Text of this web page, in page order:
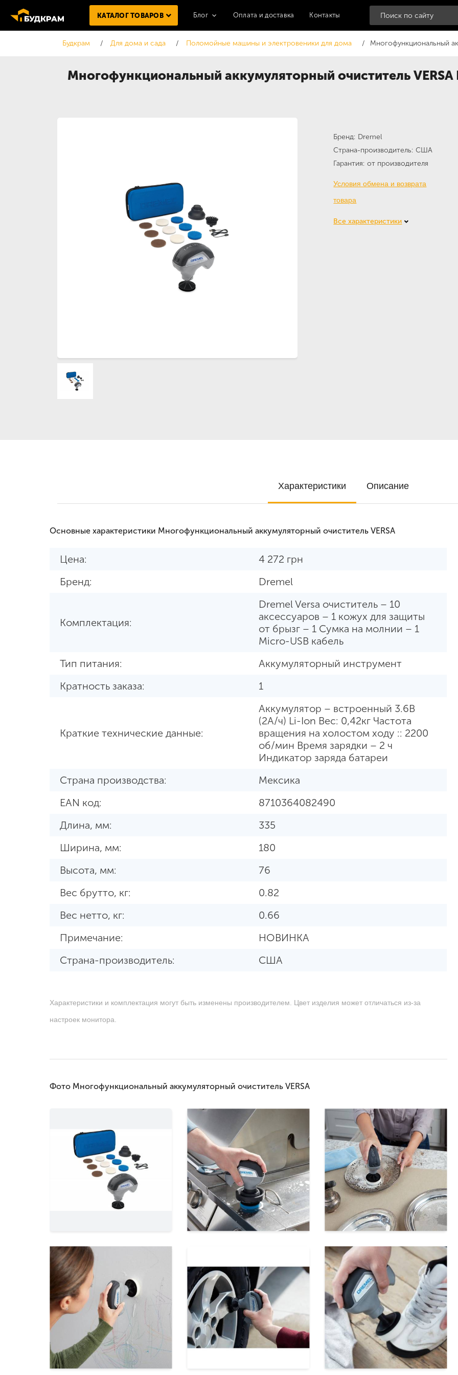
КАТАЛОГ ТОВАРОВ Блог Оплата и доставка Контакты
Будкрам Для дома и сада Поломойные машины и электровеники для дома Многофункциональный
Многофункциональный аккумуляторный очиститель VERSA
Бренд Dremel
Страна-производитель США
Гарантия от производителя
Условия обмена и возврата
товара
Все характеристики
Характеристики Описание
Основные характеристики Многофункциональный аккумуляторный очиститель VERSA
Цена: 4 272 грн
Бренд:
Dremel
Комплектация:
Dremel Versa очиститель – 10
аксессуаров – 1 кожух для защиты
от брызг – 1 Сумка на молнии – 1
Micro-USB кабель
Тип питания:
Аккумуляторный инструмент
Кратность заказа:
1
Краткие технические данные:
Аккумулятор – встроенный 3.6В
(2А/ч) Li-Ion Вес: 0,42кг Частота
вращения на холостом ходу :: 2200
об/мин Время зарядки – 2 ч
Индикатор заряда батареи
Страна производства:
Мексика
EAN код:
8710364082490
Длина, мм:
335
Ширина, мм:
180
Высота, мм:
76
Вес брутто, кг:
0.82
Вес нетто, кг:
0.66
Примечание:
НОВИНКА
Страна-производитель:
США
Характеристики и комплектация могут быть изменены производителем. Цвет изделия может отличаться из-за
настроек монитора.
Фото Многофункциональный аккумуляторный очиститель VERSA